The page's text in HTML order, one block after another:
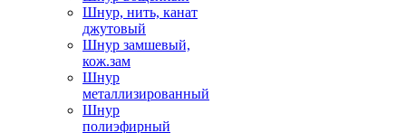
Шнур, нить, канат
джутовый
Шнур замшевый,
кож.зам
Шнур
металлизированный
Шнур
полиэфирный